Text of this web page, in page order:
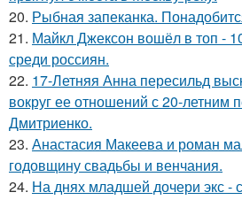
20. Рыбная запеканка.
21. Майкл Джексон вошёл в топ -
среди россиян.
22. 17-Летняя Анна пересильд
вокруг ее отношений с 20-летним
Дмитриенко.
23. Анастасия Макеева и роман
годовщину свадьбы и венчания.
24. На днях младшей дочери экс -